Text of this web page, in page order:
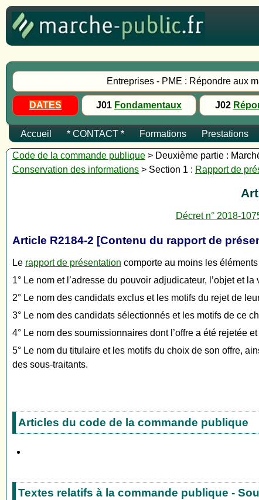
Entreprises - PME : Répondre aux
DATES J01 Fondamentaux J02
Accueil * CONTACT * Formations Prestations
Code de la commande publique > Deuxième partie :
Conservation des informations > Section 1 : Rapport de
Décret n° 2018-
Article R2184-2 [Contenu du rapport de
Le rapport de présentation comporte au moins les
1° Le nom et l’adresse du pouvoir adjudicateur, l’objet et
2° Le nom des candidats exclus et les motifs du rejet de
3° Le nom des candidats sélectionnés et les motifs de ce
4° Le nom des soumissionnaires dont l’offre a été rejetée
5° Le nom du titulaire et les motifs du choix de son offre,
des sous-traitants.
Articles du code de la commande publique
Textes relatifs à la commande publique -